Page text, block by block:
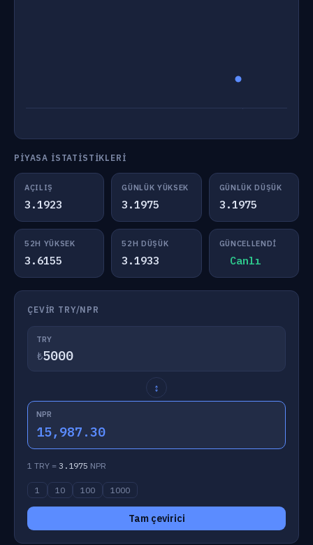
PIYASA İSTATISTIKLERI
AÇILIŞ
3.1923
GÜNLÜK YÜKSEK
3.1975
GÜNLÜK DÜŞÜK
3.1975
52H YÜKSEK
3.6155
52H DÜŞÜK
3.1933
GÜNCELLENDI
Canlı
ÇEVIR TRY/NPR
TRY
₺
↕
NPR
15,987.30
1 TRY = 3.1975 NPR
1 10 100 1000
Tam çevirici